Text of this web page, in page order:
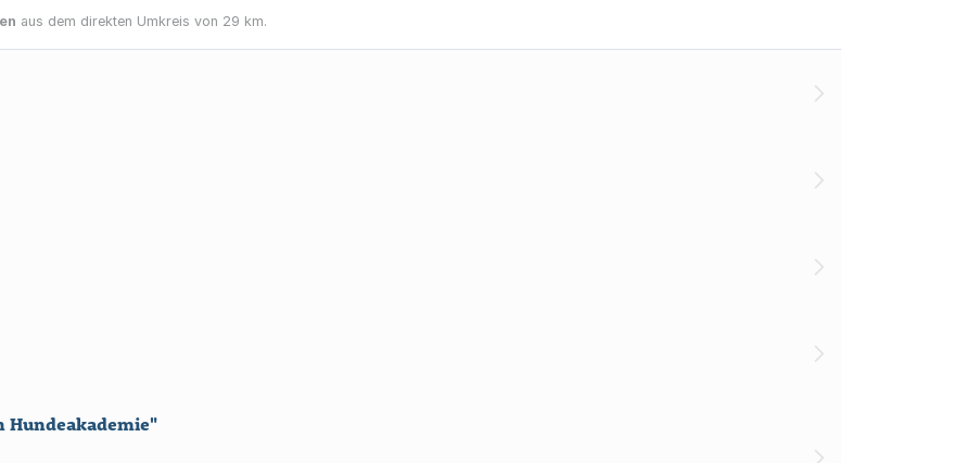
aus dem direkten Umkreis von 29 km.
Hundeakademie"